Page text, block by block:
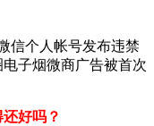
信个人帐号发布违禁
子烟微商广告被首次
好吗？